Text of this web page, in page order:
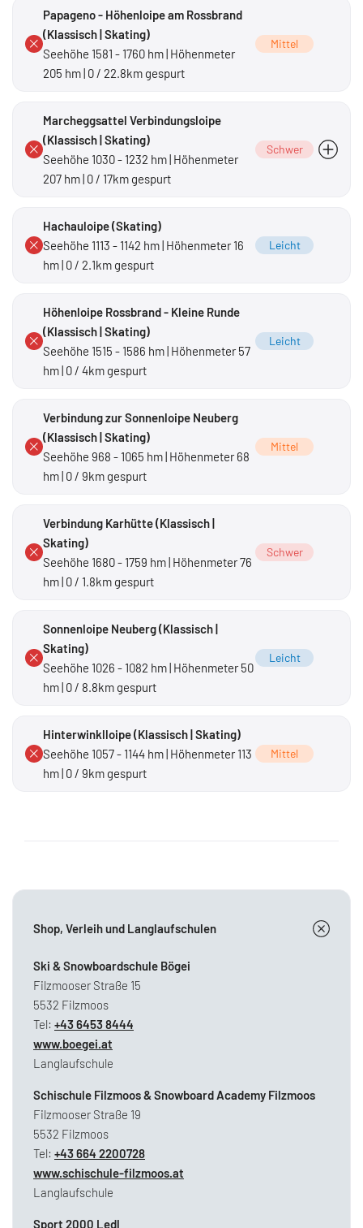
Papageno - Höhenloipe am Rossbrand
(Klassisch | Skating)
Seehöhe 1581 - 1760 hm | Höhenmeter
205 hm | 0 / 22.8km gespurt
Mittel
Marcheggsattel Verbindungsloipe
(Klassisch | Skating)
Seehöhe 1030 - 1232 hm | Höhenmeter
207 hm | 0 / 17km gespurt
Schwer
Hachauloipe (Skating)
Seehöhe 1113 - 1142 hm | Höhenmeter 16
hm | 0 / 2.1km gespurt
Leicht
Höhenloipe Rossbrand - Kleine Runde
(Klassisch | Skating)
Seehöhe 1515 - 1586 hm | Höhenmeter 57
hm | 0 / 4km gespurt
Leicht
Verbindung zur Sonnenloipe Neuberg
(Klassisch | Skating)
Seehöhe 968 - 1065 hm | Höhenmeter 68
hm | 0 / 9km gespurt
Mittel
Verbindung Karhütte (Klassisch |
Skating)
Seehöhe 1680 - 1759 hm | Höhenmeter 76
hm | 0 / 1.8km gespurt
Schwer
Sonnenloipe Neuberg (Klassisch |
Skating)
Seehöhe 1026 - 1082 hm | Höhenmeter 50
hm | 0 / 8.8km gespurt
Leicht
Hinterwinklloipe (Klassisch | Skating)
Seehöhe 1057 - 1144 hm | Höhenmeter 113
hm | 0 / 9km gespurt
Mittel
Shop, Verleih und Langlaufschulen
Ski & Snowboardschule Bögei
Filzmooser Straße 15
5532 Filzmoos
Tel: +43 6453 8444
www.boegei.at
Langlaufschule
Schischule Filzmoos & Snowboard Academy Filzmoos
Filzmooser Straße 19
5532 Filzmoos
Tel: +43 664 2200728
www.schischule-filzmoos.at
Langlaufschule
Sport 2000 Ledl